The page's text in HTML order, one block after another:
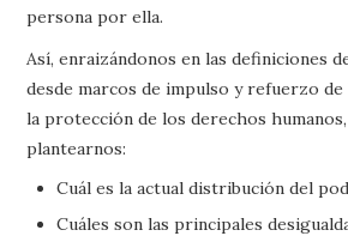
persona por ella.
Así, enraizándonos en las definiciones
desde marcos de impulso y refuerzo de
la protección de los derechos
plantearnos:
Cuál es la actual distribución del
Cuáles son las principales